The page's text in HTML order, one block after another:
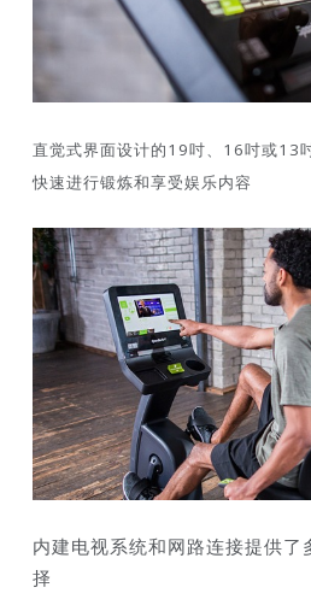
直觉式界面设计的19吋、16吋或13
快速进行锻炼和享受娱乐内容
内建电视系统和网路连接提供了
择